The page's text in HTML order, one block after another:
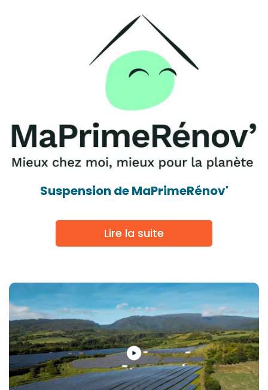
Suspension de MaPrimeRénov'
Lire la suite